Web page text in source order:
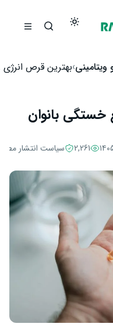
بهترین قرص
خستگی بانوان
۲۰ 2,261 سیاست انتشار